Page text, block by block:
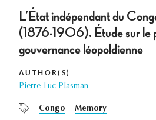
L’État indépendant du
(1876-1906). Étude sur le
gouvernance léopoldienne
AUTHOR(S)
Pierre-Luc Plasman
Congo Memory